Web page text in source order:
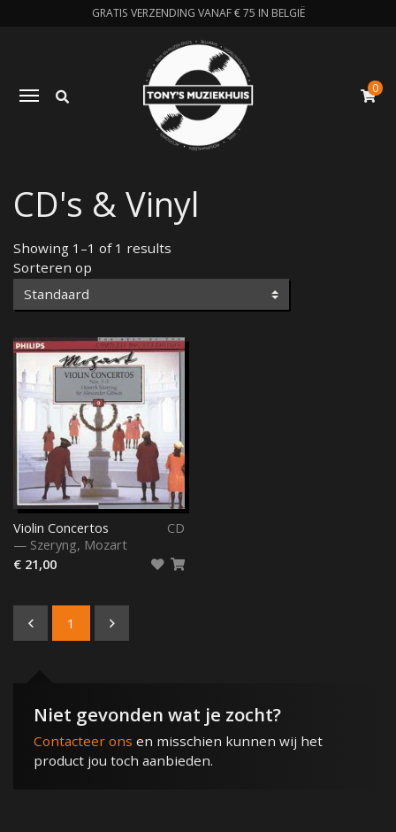
GRATIS VERZENDING VANAF € 75 IN BELGIË
Toggle navigation 0
CD's & Vinyl
Showing 1–1 of 1 results
Sorteren op
CD
Violin Concertos
— Szeryng, Mozart
€ 21,00
1
Niet gevonden wat je zocht?
Contacteer ons en misschien kunnen wij het
product jou toch aanbieden.